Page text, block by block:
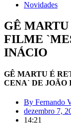
Novidades
GÊ MARTU
FILME
INÁCIO
GÊ MARTU É
CENA` DE JOÃO
By Fernando
dezembro 7,
14:21